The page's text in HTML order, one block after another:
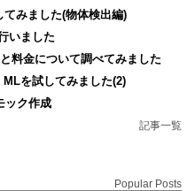
みました(物体検出編)
いました
料金について調べてみました
を試してみました(2)
ック作成
記事一覧
Popular Posts